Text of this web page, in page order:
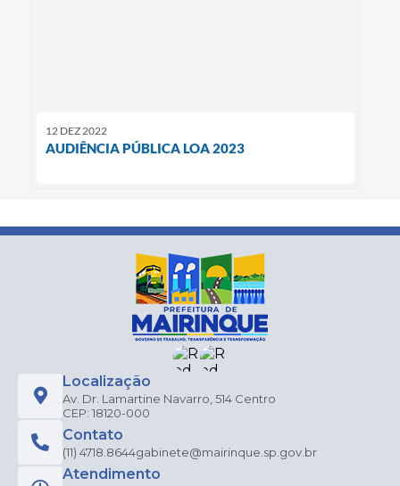
12 DEZ 2022
AUDIÊNCIA PÚBLICA LOA 2023
Localização
Av. Dr. Lamartine Navarro, 514 Centro
CEP: 18120-000
Contato
(11) 4718.8644gabinete@mairinque.sp.gov.br
Atendimento